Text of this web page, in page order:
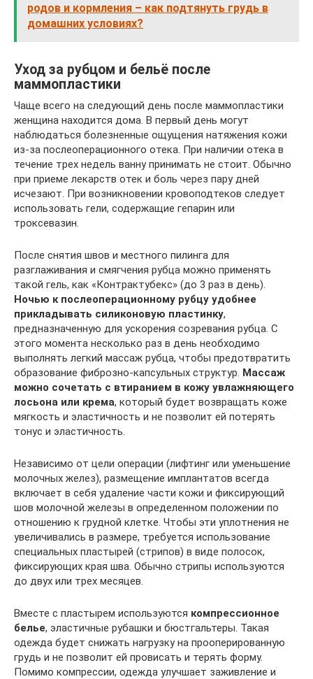
родов и кормления – как подтянуть грудь в
домашних условиях?
Уход за рубцом и бельё после
маммопластики
Чаще всего на следующий день после маммопластики
женщина находится дома. В первый день могут
наблюдаться болезненные ощущения натяжения кожи
из-за послеоперационного отека. При наличии отека в
течение трех недель ванну принимать не стоит. Обычно
при приеме лекарств отек и боль через пару дней
исчезают. При возникновении кровоподтеков следует
использовать гели, содержащие гепарин или
троксевазин.
После снятия швов и местного пилинга для
разглаживания и смягчения рубца можно применять
такой гель, как «Контрактубекс» (до 3 раз в день).
Ночью к послеоперационному рубцу удобнее
прикладывать силиконовую пластинку,
предназначенную для ускорения созревания рубца. С
этого момента несколько раз в день необходимо
выполнять легкий массаж рубца, чтобы предотвратить
образование фиброзно-капсульных структур. Массаж
можно сочетать с втиранием в кожу увлажняющего
лосьона или крема, который будет возвращать коже
мягкость и эластичность и не позволит ей потерять
тонус и эластичность.
Независимо от цели операции (лифтинг или уменьшение
молочных желез), размещение имплантатов всегда
включает в себя удаление части кожи и фиксирующий
шов молочной железы в определенном положении по
отношению к грудной клетке. Чтобы эти уплотнения не
увеличивались в размере, требуется использование
специальных пластырей (стрипов) в виде полосок,
фиксирующих края шва. Обычно стрипы используются
до двух или трех месяцев.
Вместе с пластырем используются компрессионное
белье, эластичные рубашки и бюстгальтеры. Такая
одежда будет снижать нагрузку на прооперированную
грудь и не позволит ей провисать и терять форму.
Помимо компрессии, одежда улучшает заживление и